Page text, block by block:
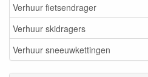
Verhuur fietsendrager
Verhuur skidragers
Verhuur sneeuwkettingen